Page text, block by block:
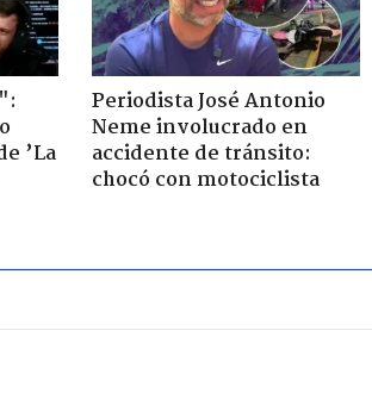
’La
Periodista José Antonio
Neme involucrado en
accidente de tránsito:
chocó con motociclista